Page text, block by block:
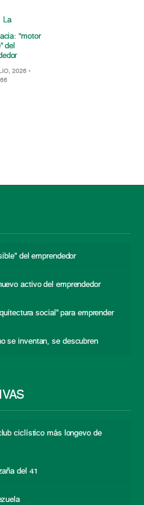
La
“motor
del
2026 •
del emprendedor
activo del emprendedor
social” para emprender
se inventan, se descubren
ciclístico más longevo de
del 41